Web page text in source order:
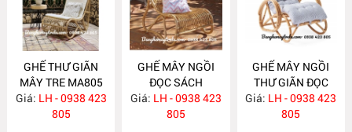
GHẾ THƯ GIÃN
MÂY TRE MA805
Giá: LH - 0938 423
805
GHẾ MÂY NGỒI
ĐỌC SÁCH
PHÒNG NGỦ
MA804
Giá: LH - 0938 423
805
GHẾ MÂY NGỒI
THƯ GIÃN ĐỌC
SÁCH MA803
Giá: LH - 0938 423
805